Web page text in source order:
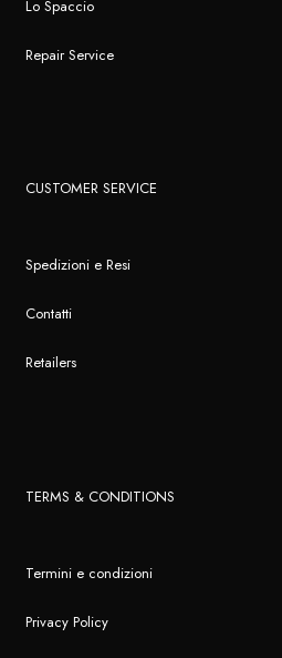
Lo Spaccio
Repair Service
CUSTOMER SERVICE
Spedizioni e Resi
Contatti
Retailers
TERMS & CONDITIONS
Termini e condizioni
Privacy Policy